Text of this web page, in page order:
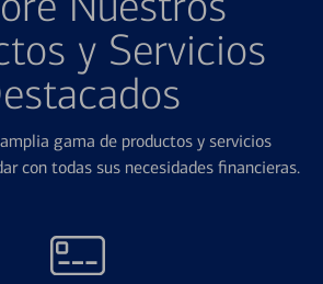
y Servicios
gama de productos y servicios
con todas sus necesidades financieras.